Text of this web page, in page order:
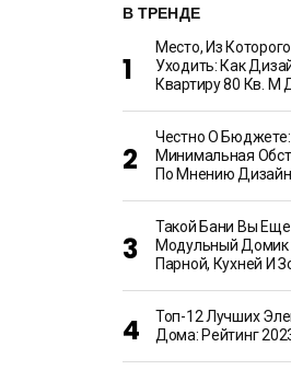
В ТРЕНДЕ
Место, Из
Уходить: Как
Квартиру 80 Кв. М
Честно О Бюджете:
Минимальная
По Мнению
Такой Бани Вы
Модульный Домик
Парной, Кухней И
Топ-12 Лучших
Дома: Рейтинг